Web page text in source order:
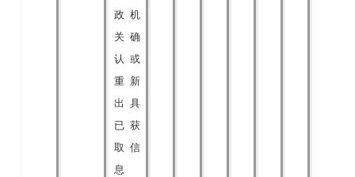
政机
关确
认或
重新
出具
已获
取信
息